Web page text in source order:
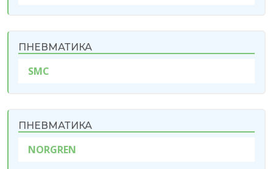
ПНЕВМАТИКА
SMC
ПНЕВМАТИКА
NORGREN